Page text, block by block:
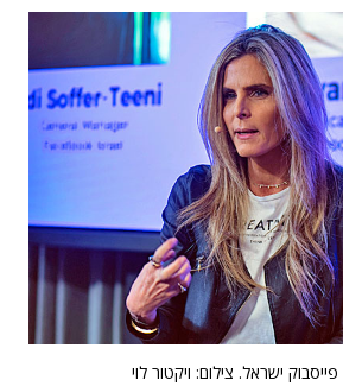
ישראל. צילום: ויקטור לוי